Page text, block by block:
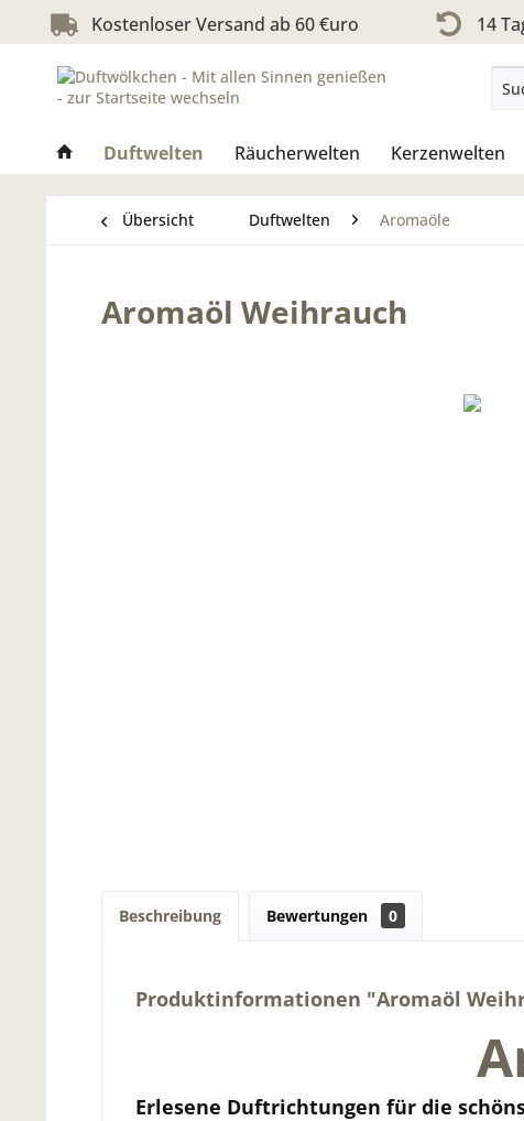
Kostenloser Versand ab 60 €uro 14
Duftwelten Räucherwelten Kerzenwelten
Übersicht Duftwelten Aromaöle
Aromaöl Weihrauch
Beschreibung Bewertungen 0
Produktinformationen "Aromaöl
Erlesene Duftrichtungen für die